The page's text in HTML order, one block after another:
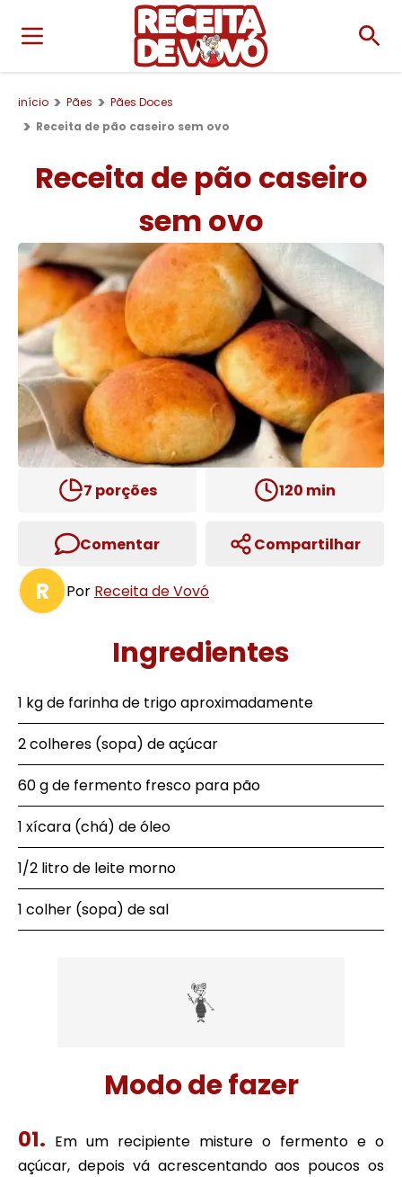
início Pães
Pães Doces
Receita de pão caseiro sem ovo
Receita de pão caseiro
sem ovo
7 porções 120 min
Comentar Compartilhar
R Por Receita de Vovó
Ingredientes
1 kg de farinha de trigo aproximadamente
2 colheres (sopa) de açúcar
60 g de fermento fresco para pão
1 xícara (chá) de óleo
1/2 litro de leite morno
1 colher (sopa) de sal
Modo de fazer
Em um recipiente misture o fermento e o
açúcar, depois vá acrescentando aos poucos os